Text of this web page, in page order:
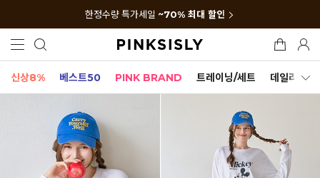
한정수량 특가세일 ~70% 최대 할인
신상8% 베스트50 PINK BRAND 트레이닝/세트 데일리세트